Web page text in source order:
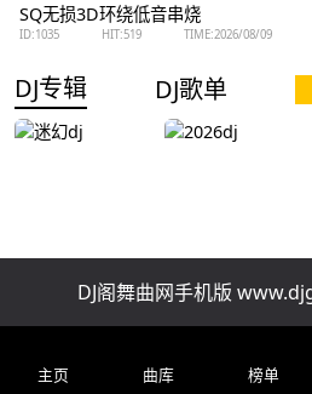
SQ无损3D环绕低音串烧
ID:1035 HIT:519 TIME:2026/08/09
DJ专辑 DJ歌单
排行榜 精品串烧 慢
全网上头改编新歌一小时自驾连贯车载
DJ阁舞曲网手机版
主页 曲库 榜单